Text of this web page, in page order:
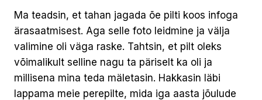
Ma teadsin, et tahan jagada õe pilti koos infoga
ärasaatmisest. Aga selle foto leidmine ja välja
valimine oli väga raske. Tahtsin, et pilt oleks
võimalikult selline nagu ta päriselt ka oli ja
millisena mina teda mäletasin. Hakkasin läbi
lappama meie perepilte, mida iga aasta jõulude